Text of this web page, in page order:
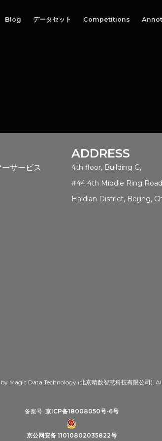
Blog データセット Competitions
サービス
ADDRESS
4th floor, Building G,
#44 4th Middle Ring
Haidian District, Beijing,
Magic Data Technology (北京晴数智慧科技有限公司).
备案号: 京ICP备18008050号-6号
京公网安备 11010802035822号